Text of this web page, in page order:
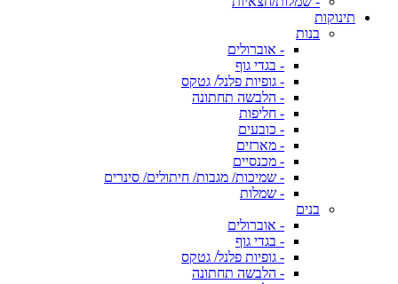
תינוקות
בנות
- אוברולים
- בגדי גוף
- גופיות פלנל/ גטקס
- הלבשה תחתונה
- חליפות
- כובעים
- מארזים
- מכנסיים
- שמיכות/ מגבות/ חיתולים/ סינרים
- שמלות
בנים
- אוברולים
- בגדי גוף
- גופיות פלנל/ גטקס
- הלבשה תחתונה